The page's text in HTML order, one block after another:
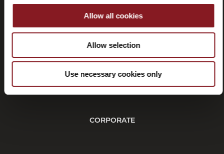
Allow all cookies
Allow selection
Use necessary cookies only
Recessi
CORPORATE